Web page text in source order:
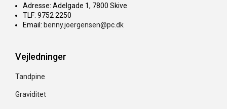
Adresse: Adelgade 1, 7800 Skive
TLF: 9752 2250
Email: benny.joergensen@pc.dk
Vejledninger
Tandpine
Graviditet